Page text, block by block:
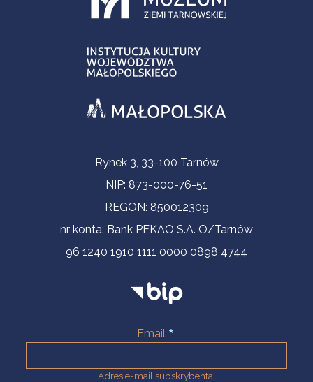
Informacje kontaktoweRynek 3, 33-100 Tarnów
NIP: 873-000-76-51
REGON: 850012309
nr konta: Bank PEKAO S.A. O/Tarnów
96 1240 1910 1111 0000 0898 4744
Email
Adres e-mail subskrybenta.